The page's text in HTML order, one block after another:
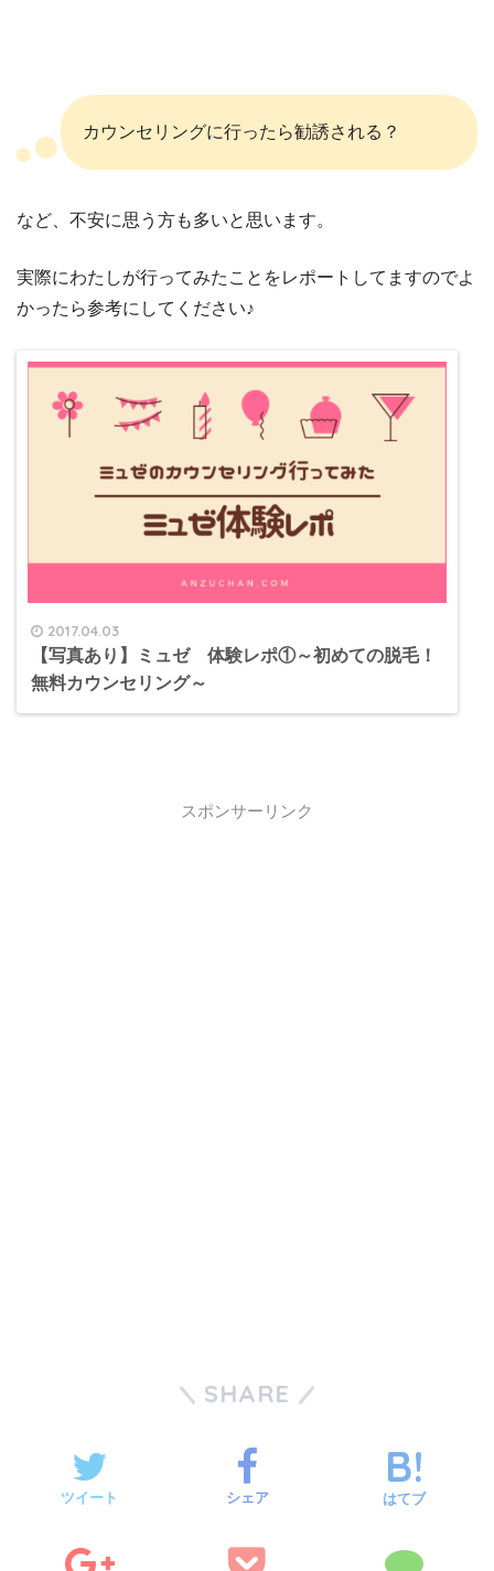
カウンセリングに行ったら勧誘される？
など、不安に思う方も多いと思います。
実際にわたしが行ってみたことをレポートしてますのでよ
かったら参考にしてください♪
2017.04.03
【写真あり】ミュゼ 体験レポ①～初めての脱毛！
無料カウンセリング～
スポンサーリンク
SHARE
ツイート シェア はてブ